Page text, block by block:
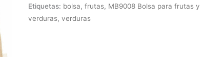
Etiquetas: bolsa,frutas, MB9008 Bolsa para frutas y
verduras,verduras